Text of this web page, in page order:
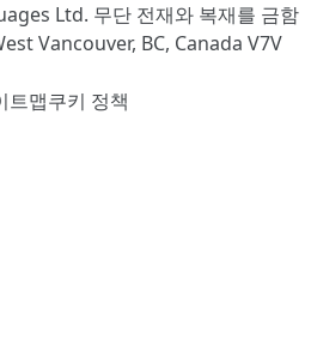
Ltd. 무단 전재와 복재를 금함
Vancouver, BC, Canada V7V
트맵쿠키 정책